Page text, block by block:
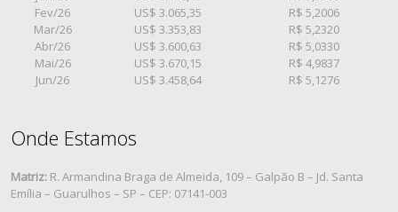
Fev/26
US$ 3.065,35
R$ 5,2006
Mar/26
US$ 3.353,83
R$ 5,2320
Abr/26
US$ 3.600,63
R$ 5,0330
Mai/26
US$ 3.670,15
R$ 4,9837
Jun/26
US$ 3.458,64 R$ 5,1276
Onde Estamos
Matriz: R. Armandina Braga de Almeida, 109 – Galpão B – Jd. Santa
Emília – Guarulhos – SP – CEP: 07141-003